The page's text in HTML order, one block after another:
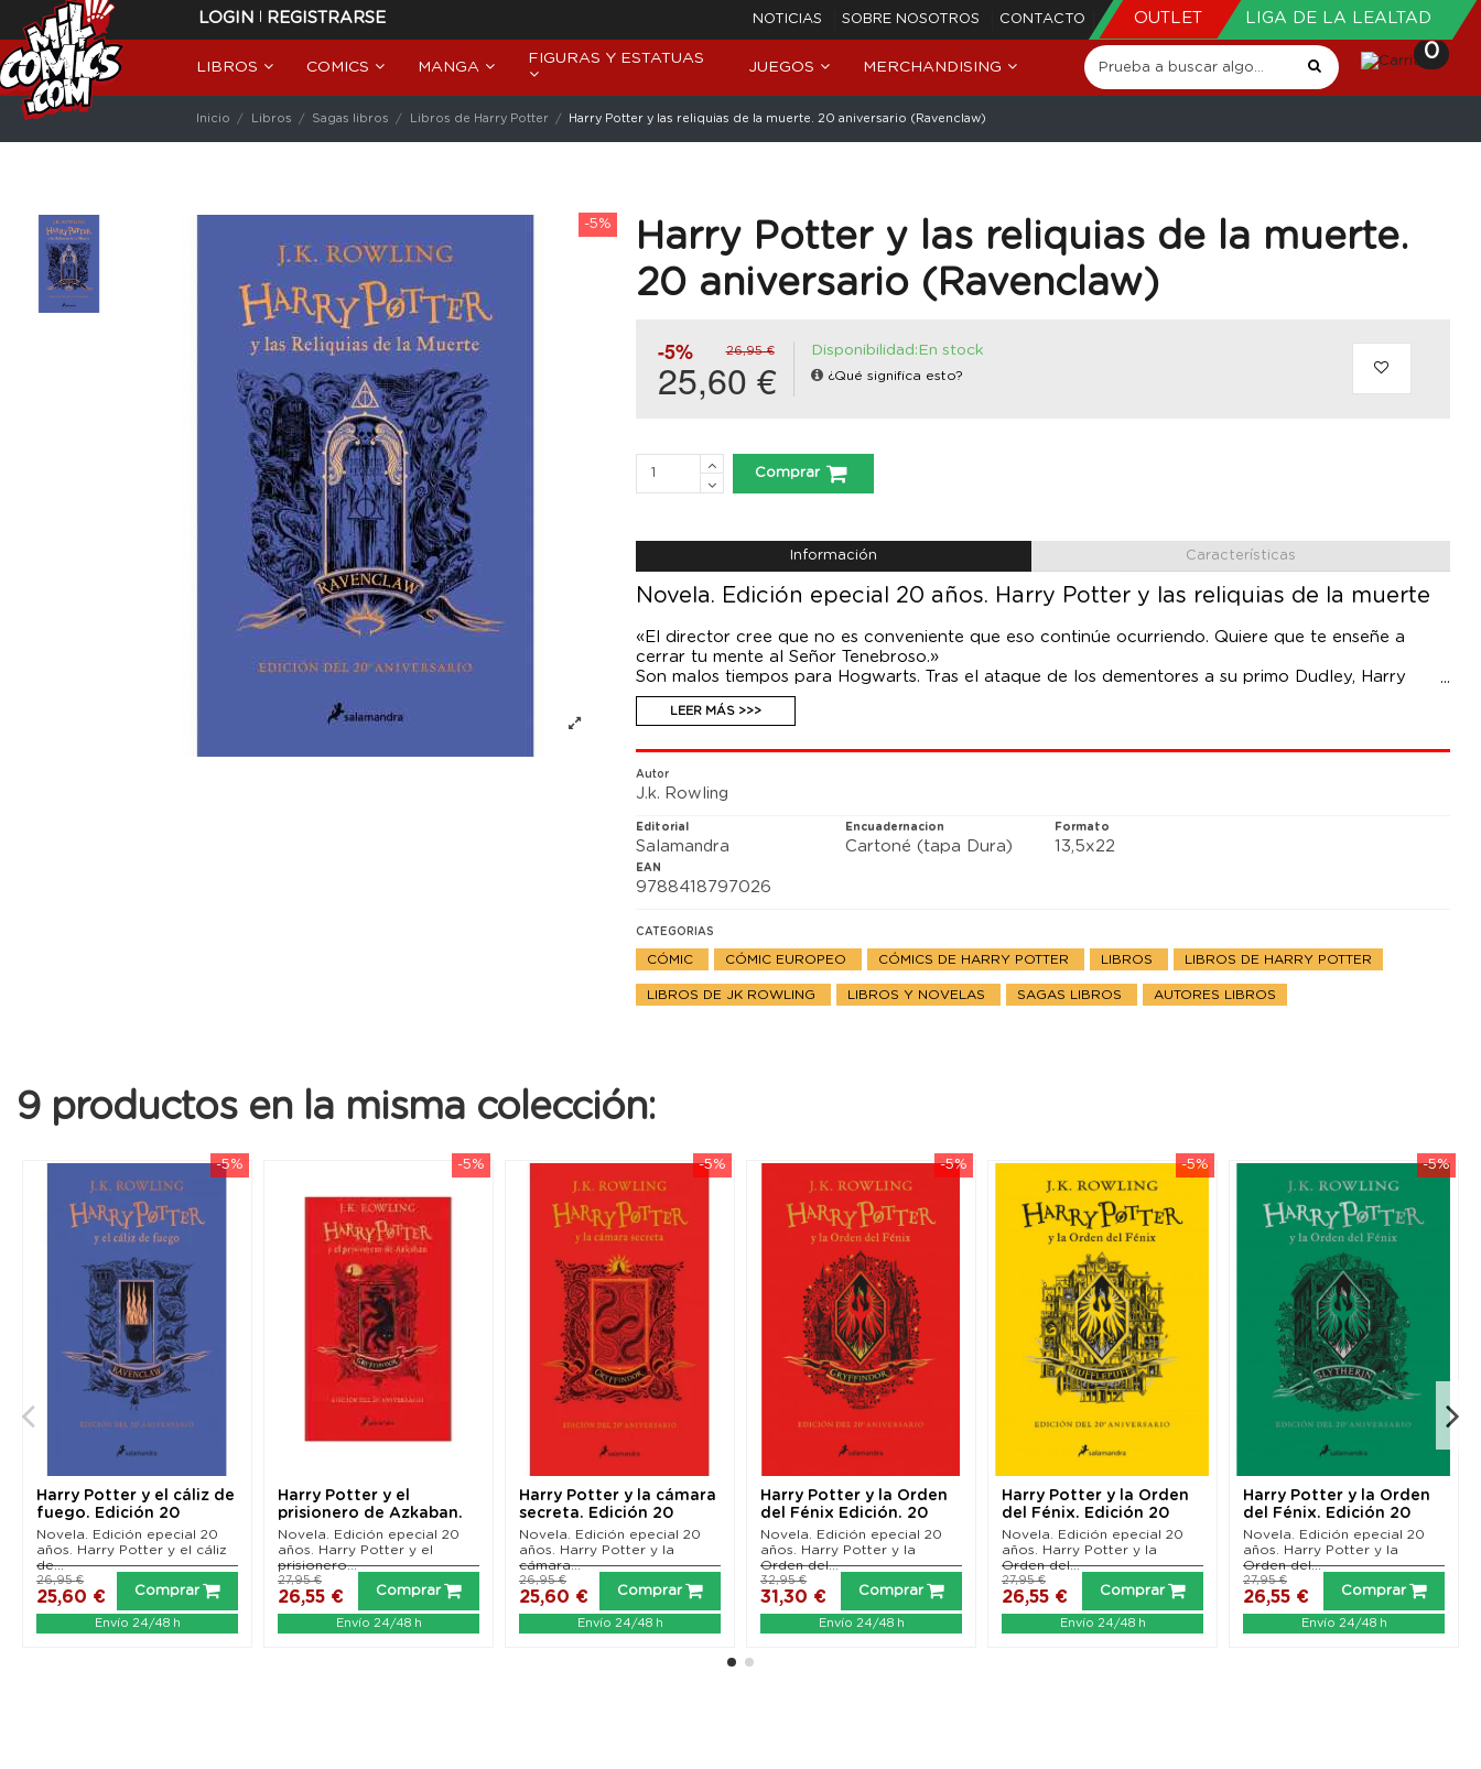
LOGIN | REGISTRARSE NOTICIAS SOBRE NOSOTROS CONTACTO OUTLET LIGA DE LA LEALTAD
LIBROS COMICS MANGA
FIGURAS Y ESTATUAS
JUEGOS MERCHANDISING
0
Inicio Libros Sagas libros Libros de Harry Potter Harry Potter y las reliquias de la muerte. 20 aniversario (Ravenclaw)
-5%
Harry Potter y las reliquias de la muerte.
20 aniversario (Ravenclaw)
-5% 26,95 €
25,60 €
Disponibilidad:En stock
¿Qué significa esto?
Comprar
Información Características
Novela. Edición epecial 20 años. Harry Potter y las reliquias de la muerte
«El director cree que no es conveniente que eso continúe ocurriendo. Quiere que te enseñe a
cerrar tu mente al Señor Tenebroso.»
Son malos tiempos para Hogwarts. Tras el ataque de los dementores a su primo Dudley, Harry
Potter comprende que Voldemort no se detendrá ante nada para encontrarlo. Muchos niegan que
el Señor Tenebroso haya regresado, pero Harry no está solo: una orden secreta se reúne en
Snape le enseñe a protegerse de las brutales incursiones de Voldemort en su mente. Pero éstas
son cada vez más potentes, y a Harry se le está agotando el tiempo...
LEER MÁS >>>
Autor
J.k. Rowling
Editorial
Salamandra
Encuadernacion
Cartoné (tapa Dura)
Formato
13,5x22
EAN
9788418797026
CATEGORIAS
CÓMIC CÓMIC EUROPEO CÓMICS DE HARRY POTTER LIBROS LIBROS DE HARRY POTTER
LIBROS DE JK ROWLING LIBROS Y NOVELAS SAGAS LIBROS AUTORES LIBROS
9 productos en la misma colección:
-5%
Harry Potter y el cáliz de
fuego. Edición 20
aniversario...
Novela. Edición epecial 20
años. Harry Potter y el cáliz
de...
25,60 €
26,95 €
Comprar
Envío 24/48 h
-5%
Harry Potter y el
prisionero de Azkaban.
Edición 20...
Novela. Edición epecial 20
años. Harry Potter y el
prisionero...
26,55 €
27,95 €
Comprar
Envío 24/48 h
-5%
Harry Potter y la cámara
secreta. Edición 20
aniversario...
Novela. Edición epecial 20
años. Harry Potter y la
cámara...
25,60 €
26,95 €
Comprar
Envío 24/48 h
-5%
Harry Potter y la Orden
del Fénix Edición. 20
aniversario...
Novela. Edición epecial 20
años. Harry Potter y la
Orden del...
31,30 €
32,95 €
Comprar
Envío 24/48 h
-5%
Harry Potter y la Orden
del Fénix. Edición 20
aniversario...
Novela. Edición epecial 20
años. Harry Potter y la
Orden del...
26,55 €
27,95 €
Comprar
Envío 24/48 h
-5%
Harry Potter y la Orden
del Fénix. Edición 20
aniversario...
Novela. Edición epecial 20
años. Harry Potter y la
Orden del...
26,55 €
27,95 €
Comprar
Envío 24/48 h